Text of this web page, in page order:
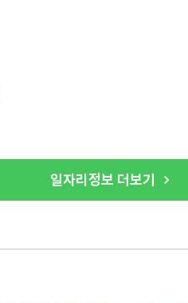
일자리정보 더보기